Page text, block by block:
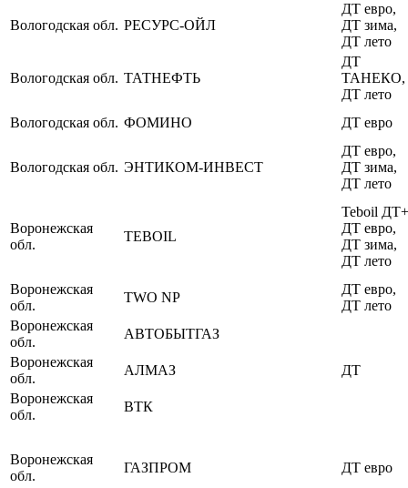
Вологодская обл. РЕСУРС-ОЙЛ
ДТ евро,
ДТ зима,
ДТ лето
Вологодская обл. ТАТНЕФТЬ
ДТ
ТАНЕКО,
ДТ лето
Вологодская обл. ФОМИНО ДТ евро
Вологодская обл. ЭНТИКОМ-ИНВЕСТ
ДТ евро,
ДТ зима,
ДТ лето
Воронежская
обл.
TEBOIL
Teboil
ДТ евро,
ДТ зима,
ДТ лето
Воронежская
обл.
TWO NP
ДТ евро,
ДТ лето
Воронежская
обл.
АВТОБЫТГАЗ
Воронежская
обл.
АЛМАЗ
ДТ
Воронежская
обл.
ВТК
Воронежская
обл.
ГАЗПРОМ ДТ евро